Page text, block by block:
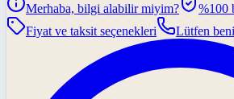
Merhaba, bilgi alabilir miyim?
%100
Fiyat ve taksit seçenekleri
Lütfen beni